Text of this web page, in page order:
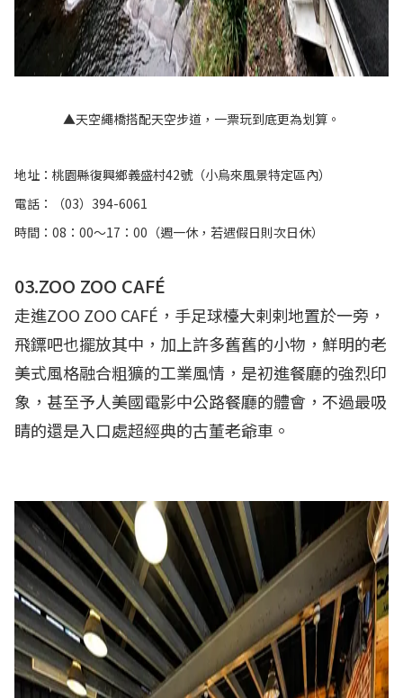
▲天空繩橋搭配天空步道，一票玩到底更為划算。
地址：桃園縣復興鄉義盛村42號（小烏來風景特定區內）
電話：（03）394-6061
時間：08：00～17：00（週一休，若遇假日則次日休）
03.ZOO ZOO CAFÉ
走進ZOO ZOO CAFÉ，手足球檯大剌剌地置於一旁，
飛鏢吧也擺放其中，加上許多舊舊的小物，鮮明的老
美式風格融合粗獷的工業風情，是初進餐廳的強烈印
象，甚至予人美國電影中公路餐廳的體會，不過最吸
睛的還是入口處超經典的古董老爺車。